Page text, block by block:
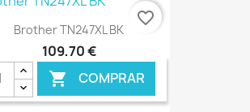
€ ONLINE
Brother TN247XL BK
109,70 €
 COMPRAR
favorite_border